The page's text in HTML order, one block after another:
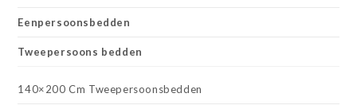
Eenpersoonsbedden
Tweepersoons bedden
140×200 Cm Tweepersoonsbedden